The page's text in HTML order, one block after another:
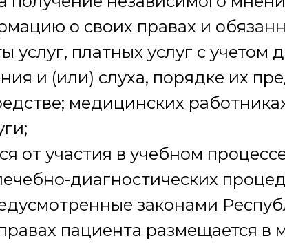
о своих правах и
услуг, платных услуг с учетом
и (или) слуха, порядке их
медицинских
от участия в учебном
диагностических
законами
пациента размещается в